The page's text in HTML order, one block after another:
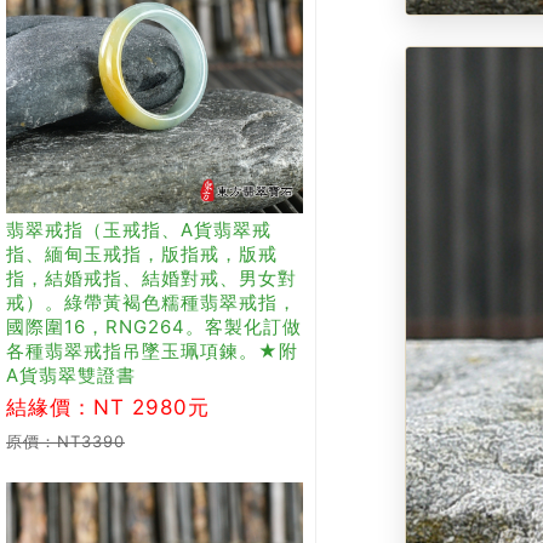
翡翠戒指（玉戒指、A貨翡翠戒
指、緬甸玉戒指，版指戒，版戒
指，結婚戒指、結婚對戒、男女對
戒）。綠帶黃褐色糯種翡翠戒指，
國際圍16，RNG264。客製化訂做
各種翡翠戒指吊墜玉珮項鍊。★附
A貨翡翠雙證書
結緣價：NT 2980元
原價：NT3390